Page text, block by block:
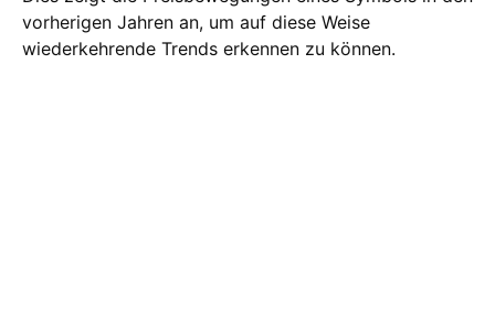
vorherigen Jahren an, um auf diese Weise
wiederkehrende Trends erkennen zu können.